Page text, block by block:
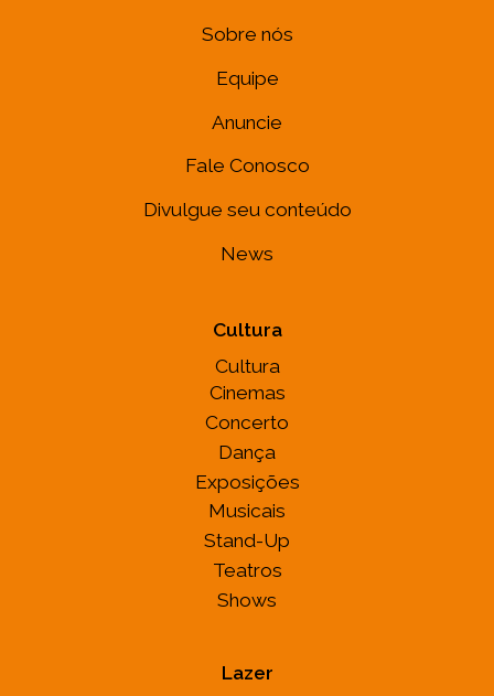
Sobre nós
Equipe
Anuncie
Fale Conosco
Divulgue seu conteúdo
News
Cultura
Cultura
Cinemas
Concerto
Dança
Exposições
Musicais
Stand-Up
Teatros
Shows
Lazer